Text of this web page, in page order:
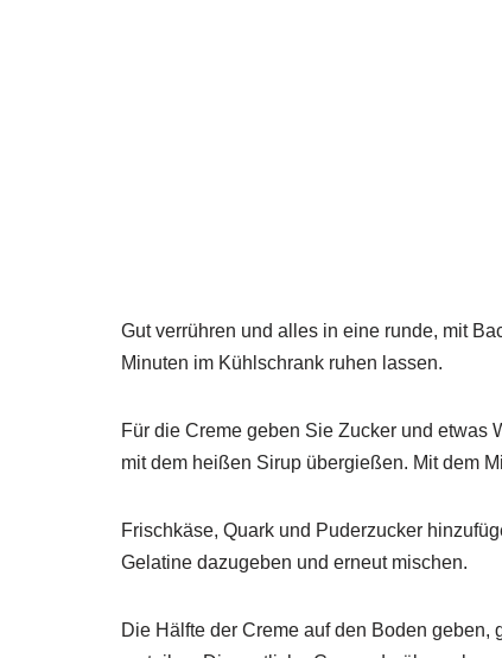
Gut verrühren und alles in eine runde, mit
Minuten im Kühlschrank ruhen lassen.
Für die Creme geben Sie Zucker und etwas
mit dem heißen Sirup übergießen. Mit dem
Frischkäse, Quark und Puderzucker
Gelatine dazugeben und erneut mischen.
Die Hälfte der Creme auf den Boden